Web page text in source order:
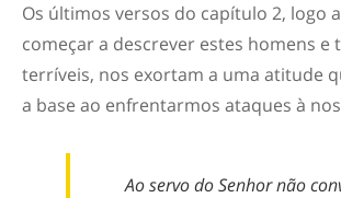
Os últimos versos do capítulo 2, logo
começar a descrever estes homens e
terríveis, nos exortam a uma atitude
a base ao enfrentarmos ataques à
Ao servo do Senhor não